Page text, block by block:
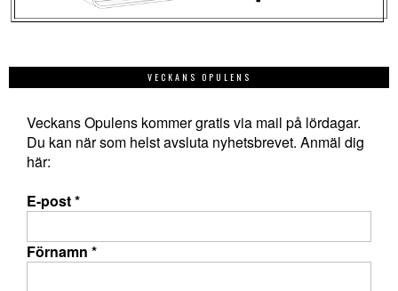
VECKANS OPULENS
Veckans Opulens kommer gratis via mail på lördagar.
Du kan när som helst avsluta nyhetsbrevet. Anmäl dig
här:
E-post*
Förnamn *